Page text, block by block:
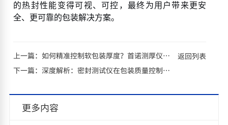
的热封性能变得可视、可控，最终为用户带来更安
全、更可靠的包装解决方案。
上一篇：如何精准控制软包装厚度？首诺测厚仪为您提供完美答案
下一篇：深度解析：密封测试仪在包装质量控制中的关键作用
返回列表
更多内容